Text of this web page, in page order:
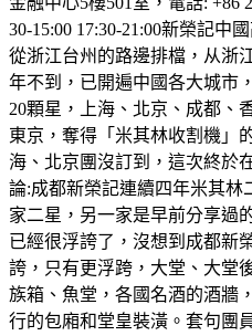
30-15:00 17:30-21:00新榮記中
從浙江台州的路邊排檔，从浙
年不到，已開遍中國各大城市
20顆星，上海、北京、成都、
東京，奪得「米其林收割機」
海、北京團沒訂到，這次終於
論:成都新榮記連續四年米其林
家二星，另一家是早前分享過
已經很浮誇了，沒想到成都新
誇，只有更浮跨，大堂、大堂
族箱、魚堂，各國名酒的酒牆
行的包廂和堂皇裝潢。套句團